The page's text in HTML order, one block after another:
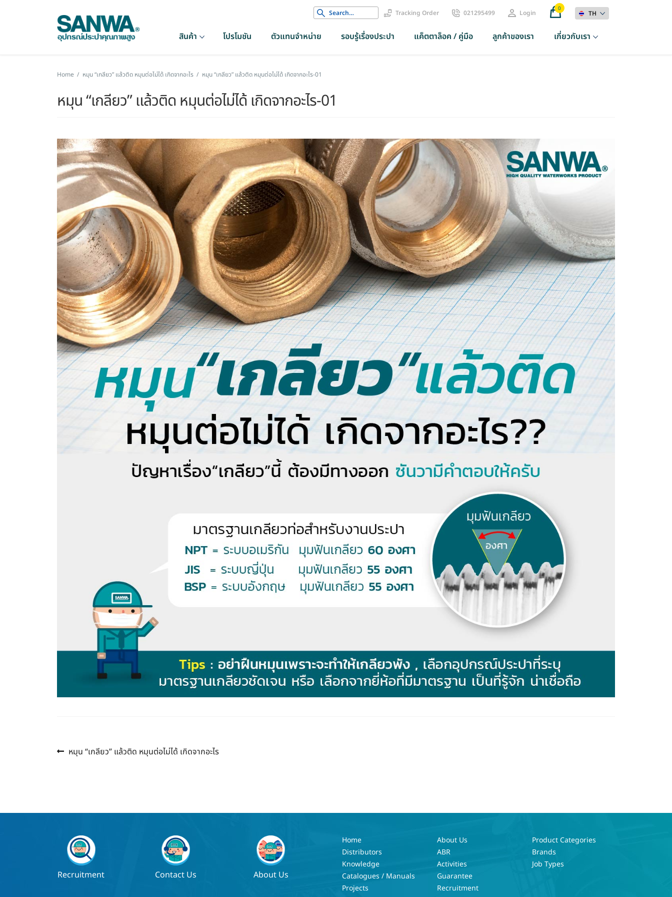
Search
for:
Tracking Order 021295499 Login 0
TH
สินค้า โปรโมชัน ตัวแทนจำหน่าย รอบรู้เรื่องประปา แค็ตตาล็อค / คู่มือ ลูกค้าของเรา เกี่ยวกับเรา
Home / หมุน “เกลียว” แล้วติด หมุนต่อไม่ได้ เกิดจากอะไร / หมุน “เกลียว” แล้วติด หมุนต่อไม่ได้ เกิดจากอะไร-01
หมุน “เกลียว” แล้วติด หมุนต่อไม่ได้ เกิดจากอะไร-01
แนะแนว
Previous
หมุน “เกลียว” แล้วติด หมุนต่อไม่ได้ เกิดจากอะไร
Recruitment Contact Us About Us
Home
Distributors
Knowledge
Catalogues / Manuals
Projects
About Us
ABR
Activities
Guarantee
Recruitment
Product Categories
Brands
Job Types